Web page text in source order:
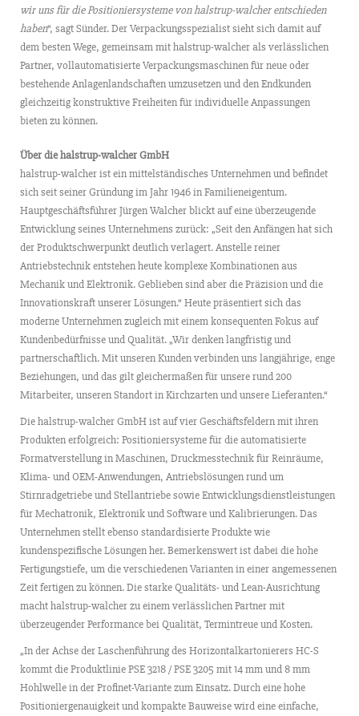
wir uns für die Positioniersysteme von halstrup-walcher entschieden
haben“, sagt Sünder. Der Verpackungsspezialist sieht sich damit auf
dem besten Wege, gemeinsam mit halstrup-walcher als verlässlichen
Partner, vollautomatisierte Verpackungsmaschinen für neue oder
bestehende Anlagenlandschaften umzusetzen und den Endkunden
gleichzeitig konstruktive Freiheiten für individuelle Anpassungen
bieten zu können.
Über die halstrup-walcher GmbH
halstrup-walcher ist ein mittelständisches Unternehmen und befindet
sich seit seiner Gründung im Jahr 1946 in Familieneigentum.
Hauptgeschäftsführer Jürgen Walcher blickt auf eine überzeugende
Entwicklung seines Unternehmens zurück: „Seit den Anfängen hat sich
der Produktschwerpunkt deutlich verlagert. Anstelle reiner
Antriebstechnik entstehen heute komplexe Kombinationen aus
Mechanik und Elektronik. Geblieben sind aber die Präzision und die
Innovationskraft unserer Lösungen.“ Heute präsentiert sich das
moderne Unternehmen zugleich mit einem konsequenten Fokus auf
Kundenbedürfnisse und Qualität. „Wir denken langfristig und
partnerschaftlich. Mit unseren Kunden verbinden uns langjährige, enge
Beziehungen, und das gilt gleichermaßen für unsere rund 200
Mitarbeiter, unseren Standort in Kirchzarten und unsere Lieferanten.“
Die halstrup-walcher GmbH ist auf vier Geschäftsfeldern mit ihren
Produkten erfolgreich: Positioniersysteme für die automatisierte
Formatverstellung in Maschinen, Druckmesstechnik für Reinräume,
Klima- und OEM-Anwendungen, Antriebslösungen rund um
Stirnradgetriebe und Stellantriebe sowie Entwicklungsdienstleistungen
für Mechatronik, Elektronik und Software und Kalibrierungen. Das
Unternehmen stellt ebenso standardisierte Produkte wie
kundenspezifische Lösungen her. Bemerkenswert ist dabei die hohe
Fertigungstiefe, um die verschiedenen Varianten in einer angemessenen
Zeit fertigen zu können. Die starke Qualitäts- und Lean-Ausrichtung
macht halstrup-walcher zu einem verlässlichen Partner mit
überzeugender Performance bei Qualität, Termintreue und Kosten.
„In der Achse der Laschenführung des Horizontalkartonierers HC-S
kommt die Produktlinie PSE 3218 / PSE 3205 mit 14 mm und 8 mm
Hohlwelle in der Profinet-Variante zum Einsatz. Durch eine hohe
Positioniergenauigkeit und kompakte Bauweise wird eine einfache,